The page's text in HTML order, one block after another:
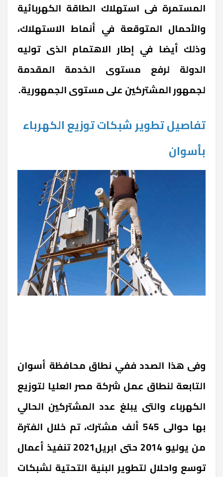
المستمرة فى استهلاك الطاقة الكهربائية
والأحمال المتوقعة في أنماط الاستهلاك،
وذلك أيضا في إطار الاهتمام الذى توليه
الدولة لرفع مستوى الخدمة المقدمة
لجمهور المشتركين على مستوى الجمهورية.
تفاصيل تطوير شبكات توزيع الكهرباء
بأسوان
وفى هذا الصدد ففي نطاق محافظة أسوان
التابعة لنطاق عمل شركة مصر العليا لتوزيع
الكهرباء والتى يبلغ عدد المشتركين الحالي
بها حوالى 545 ألف مشترك، تم خلال الفترة
من يوليو 2014 حتى ابريل2021 تنفيذ أعمال
توسع واحلال لتطوير البنية التحتية لشبكات